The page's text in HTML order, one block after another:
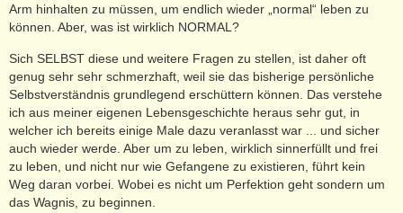
Arm hinhalten zu müssen, um endlich wieder „normal“ leben zu
können. Aber, was ist wirklich NORMAL?
Sich SELBST diese und weitere Fragen zu stellen, ist daher oft
genug sehr sehr schmerzhaft, weil sie das bisherige persönliche
Selbstverständnis grundlegend erschüttern können. Das verstehe
ich aus meiner eigenen Lebensgeschichte heraus sehr gut, in
welcher ich bereits einige Male dazu veranlasst war ... und sicher
auch wieder werde. Aber um zu leben, wirklich sinnerfüllt und frei
zu leben, und nicht nur wie Gefangene zu existieren, führt kein
Weg daran vorbei. Wobei es nicht um Perfektion geht sondern um
das Wagnis, zu beginnen.